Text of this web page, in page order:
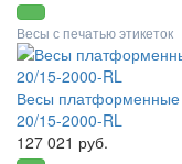
Весы с печатью этикеток
Весы платформенные
20/15-2000-RL
127 021 руб.